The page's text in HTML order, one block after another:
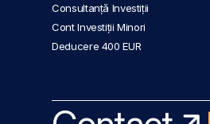
Consultanță Investiții
Cont Investiții Minori
Deducere 400 EUR